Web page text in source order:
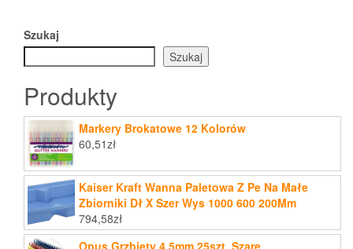
Szukaj
Szukaj
Produkty
Markery Brokatowe 12 Kolorów
60,51zł
Kaiser Kraft Wanna Paletowa Z Pe Na Małe
Zbiorniki Dł X Szer Wys 1000 600 200Mm
794,58zł
Opus Grzbiety 4,5mm 25szt. Szare